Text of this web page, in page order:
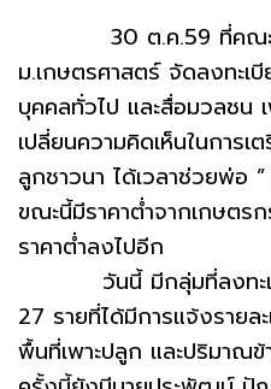
30 ต.ค.59 ที่คณะเ
ม.เกษตรศาสตร์ จัดลงทะ
บุคคลทั่วไป และสื่อมวลชน
เปลี่ยนความคิดเห็นในการเ
ลูกชาวนา ได้เวลาช่วยพ่อ
ขณะนี้มีราคาต่ำจากเกษตร
ราคาต่ำลงไปอีก
วันนี้ มีกลุ่มที่ลงทะเบี
27 รายที่ได้มีการแจ้งรายล
พื้นที่เพาะปลูก และปริมาณ